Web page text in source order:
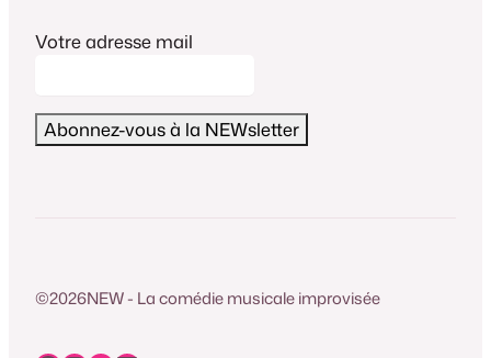
Votre adresse mail
©2026NEW - La comédie musicale improvisée